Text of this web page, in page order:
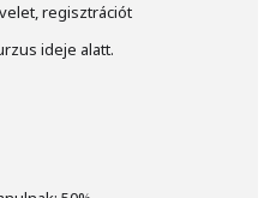
regisztrációt
ideje alatt.